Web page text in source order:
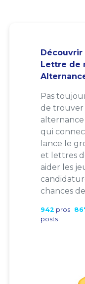
Découvrir
Lettre de
Pas
de trouver
alternance
qui
lance le
et lettres
aider les
chances
942 pros
posts